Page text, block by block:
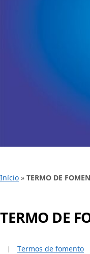
Início » TERMO DE
TERMO DE
Termos de fomento